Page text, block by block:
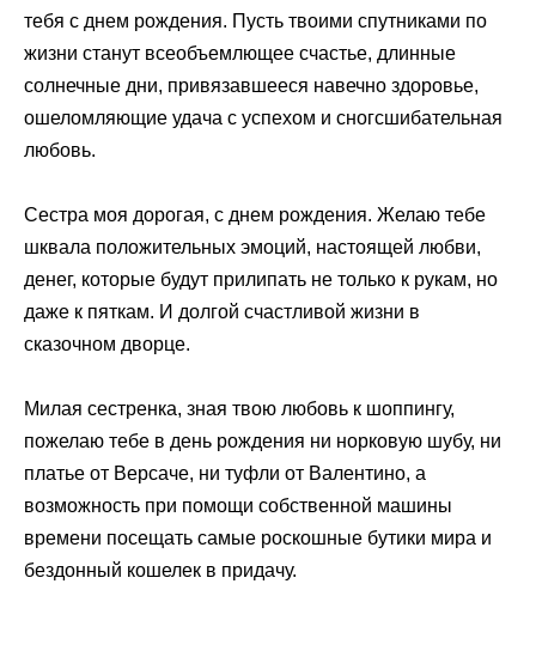
тебя с днем рождения. Пусть твоими спутниками по
жизни станут всеобъемлющее счастье, длинные
солнечные дни, привязавшееся навечно здоровье,
ошеломляющие удача с успехом и сногсшибательная
любовь.
Сестра моя дорогая, с днем рождения. Желаю тебе
шквала положительных эмоций, настоящей любви,
денег, которые будут прилипать не только к рукам, но
даже к пяткам. И долгой счастливой жизни в
сказочном дворце.
Милая сестренка, зная твою любовь к шоппингу,
пожелаю тебе в день рождения ни норковую шубу, ни
платье от Версаче, ни туфли от Валентино, а
возможность при помощи собственной машины
времени посещать самые роскошные бутики мира и
бездонный кошелек в придачу.